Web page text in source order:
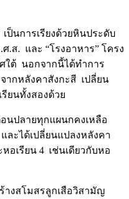
ป็นการเรียงด้วยหินประดับ
ศ.ส. และ “โรงอาหาร” โครง
ใต้ นอกจากนี้ได้ทำการ
ากหลังคาสังกะสี เปลี่ยน
ยนทั้งสองด้วย
นปลายทุกแผนกคงเหลือ
ละได้เปลี่ยนแปลงหลังคา
อเรียน 4 เช่นเดียวกับหอ
างสโมสรลูกเสือวิสามัญ